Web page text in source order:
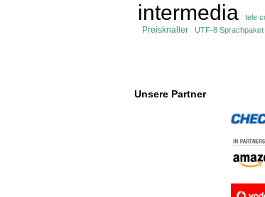
intermedia tele
Preisknaller UTF-8
Unsere Partner